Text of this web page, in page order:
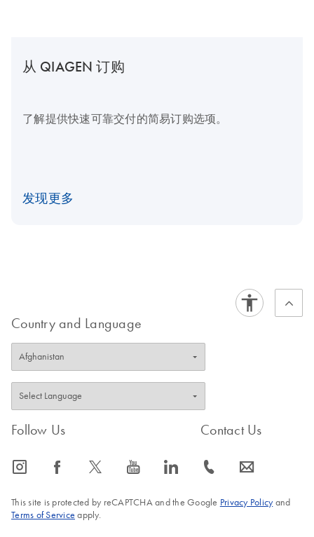
从 QIAGEN 订购
了解提供快速可靠交付的简易订购选项。
发现更多
Country and Language
Follow Us
icon_0065_instagram-s icon_0064_facebook-s icon_0340_cc_gen_x-s icon_0077_youtube-s icon_0066_linkedin-s
Contact Us
icon_0072_phone-s icon_0063_envelope-s
This site is protected by reCAPTCHA and the Google Privacy Policyand
Terms of Service apply.